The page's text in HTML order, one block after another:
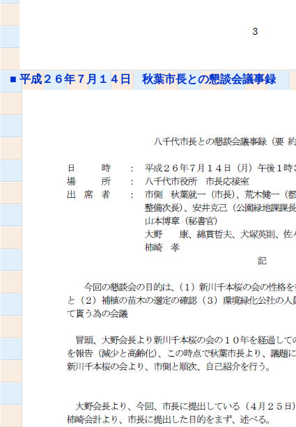
■ 平成２６年７月１４日 秋葉市長との懇談会議事録